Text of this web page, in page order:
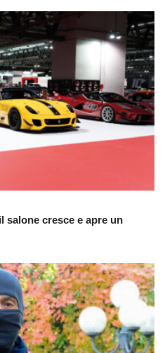
salone cresce e apre un